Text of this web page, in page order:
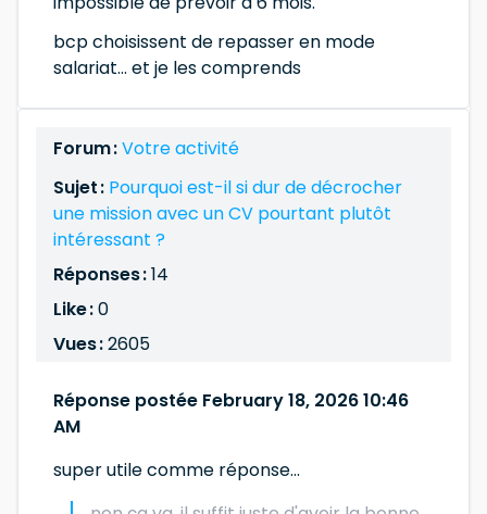
bcp choisissent de repasser en mode
salariat... et je les comprends
Forum :Votre activité
Sujet : Pourquoi est-il si dur de décrocher
une mission avec un CV pourtant plutôt
intéressant ?
Réponses :14
Like :0
Vues :2605
Réponse postée February 18, 2026 10:46
AM
super utile comme réponse...